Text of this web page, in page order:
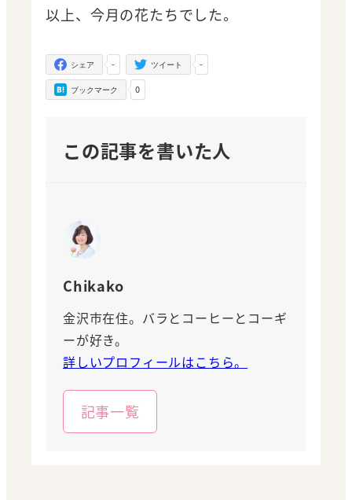
以上、今月の花たちでした。
-
シェア -
ツイート
0
ブックマーク
この記事を書いた人
Chikako
金沢市在住。バラとコーヒーとコーギ
ーが好き。
詳しいプロフィールはこちら。
記事一覧